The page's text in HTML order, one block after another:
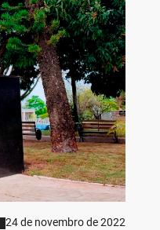
24 de novembro de 2022